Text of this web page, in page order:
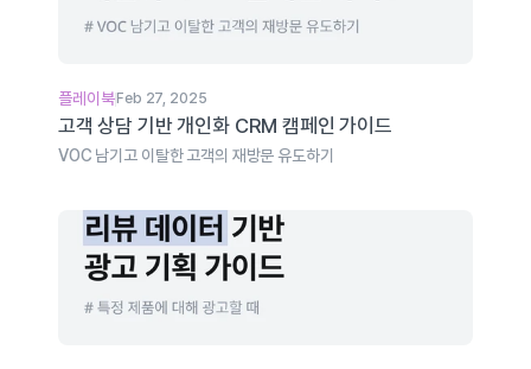
플레이북 Feb 27, 2025
고객 상담 기반 개인화 CRM 캠페인 가이드
VOC 남기고 이탈한 고객의 재방문 유도하기